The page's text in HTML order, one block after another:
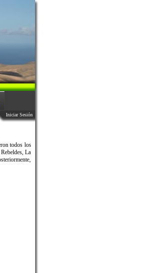
Iniciar Sesión
todos los
La